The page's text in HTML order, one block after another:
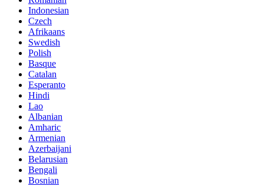
Indonesian
Czech
Afrikaans
Swedish
Polish
Basque
Catalan
Esperanto
Hindi
Lao
Albanian
Amharic
Armenian
Azerbaijani
Belarusian
Bengali
Bosnian